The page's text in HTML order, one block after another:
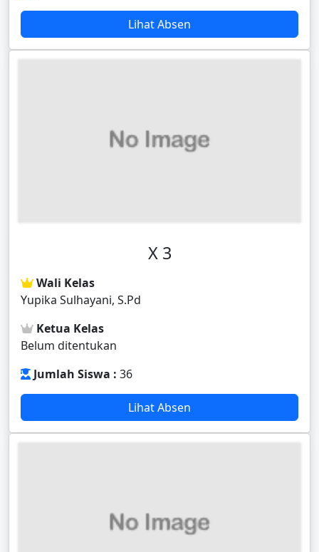
Lihat Absen
X 3
Wali Kelas
Yupika Sulhayani, S.Pd
Ketua Kelas
Belum ditentukan
Jumlah Siswa : 36
Lihat Absen